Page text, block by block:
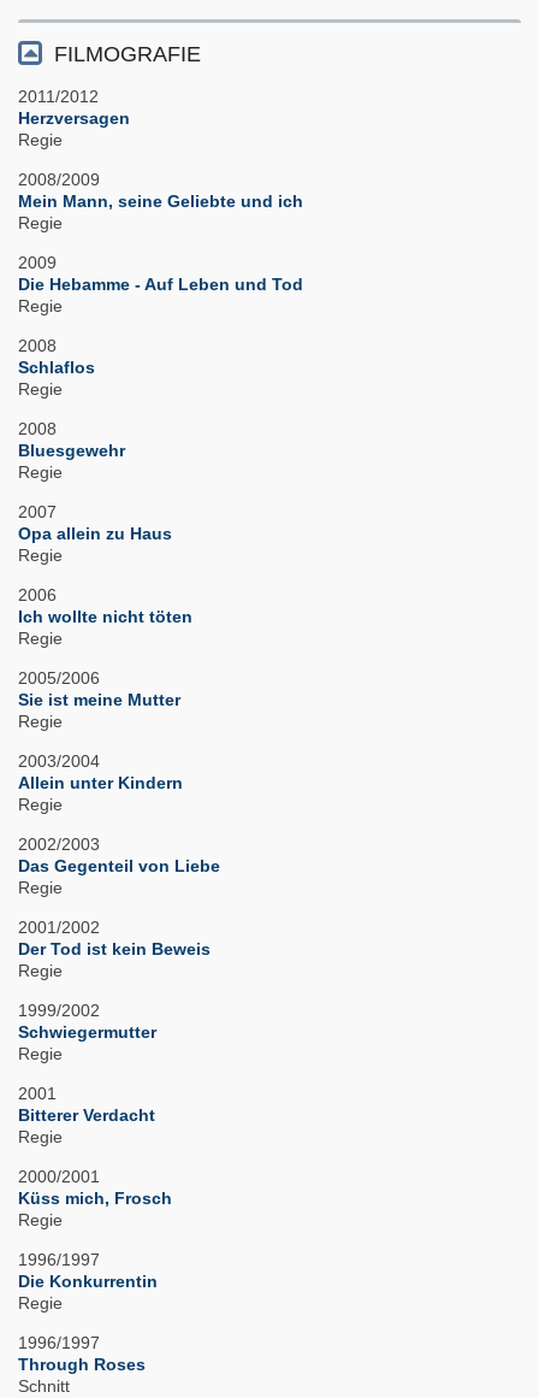
FILMOGRAFIE
2011/2012
Herzversagen
Regie
2008/2009
Mein Mann, seine Geliebte und ich
Regie
2009
Die Hebamme - Auf Leben und Tod
Regie
2008
Schlaflos
Regie
2008
Bluesgewehr
Regie
2007
Opa allein zu Haus
Regie
2006
Ich wollte nicht töten
Regie
2005/2006
Sie ist meine Mutter
Regie
2003/2004
Allein unter Kindern
Regie
2002/2003
Das Gegenteil von Liebe
Regie
2001/2002
Der Tod ist kein Beweis
Regie
1999/2002
Schwiegermutter
Regie
2001
Bitterer Verdacht
Regie
2000/2001
Küss mich, Frosch
Regie
1996/1997
Die Konkurrentin
Regie
1996/1997
Through Roses
Schnitt